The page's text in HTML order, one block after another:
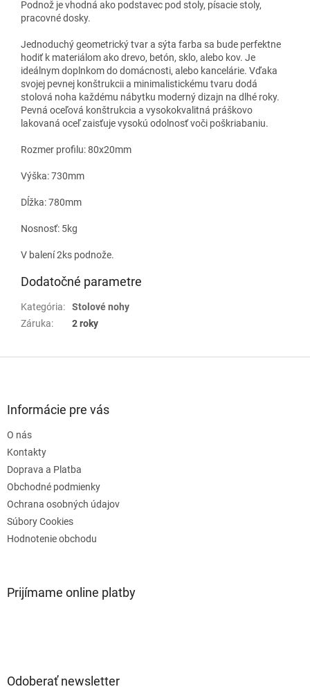
Podnož je vhodná ako podstavec pod stoly, písacie stoly,
pracovné dosky.
Jednoduchý geometrický tvar a sýta farba sa bude perfektne
hodiť k materiálom ako drevo, betón, sklo, alebo kov. Je
ideálnym doplnkom do domácnosti, alebo kancelárie. Vďaka
svojej pevnej konštrukcii a minimalistickému tvaru dodá
stolová noha každému nábytku moderný dizajn na dlhé roky.
Pevná oceľová konštrukcia a vysokokvalitná práškovo
lakovaná oceľ zaisťuje vysokú odolnosť voči poškriabaniu.
Rozmer profilu: 80x20mm
Výška: 730mm
Dĺžka: 780mm
Nosnosť: 5kg
V balení 2ks podnože.
Dodatočné parametre
Kategória:
Stolové nohy
Záruka: 2 roky
Informácie pre vás
O nás
Kontakty
Doprava a Platba
Obchodné podmienky
Ochrana osobných údajov
Súbory Cookies
Hodnotenie obchodu
Prijímame online platby
Odoberať newsletter